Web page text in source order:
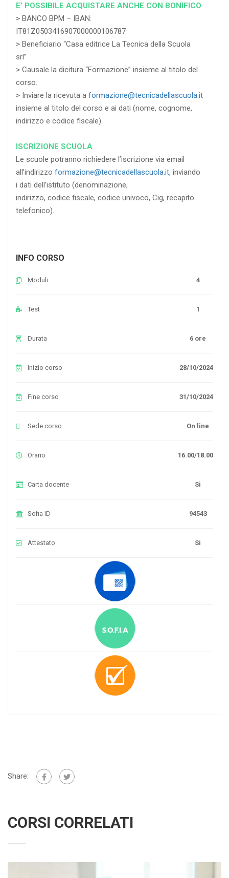
E’ POSSIBILE ACQUISTARE ANCHE CON BONIFICO
> BANCO BPM – IBAN:
IT81Z0503416907000000106787
> Beneficiario “Casa editrice La Tecnica della Scuola
srl”
> Causale la dicitura “Formazione” insieme al titolo del
corso.
> Inviare la ricevuta a formazione@tecnicadellascuola.it
insieme al titolo del corso e ai dati (nome, cognome,
indirizzo e codice fiscale).
ISCRIZIONE SCUOLA
Le scuole potranno richiedere l’iscrizione via email
all’indirizzo formazione@tecnicadellascuola.it, inviando
i dati dell’istituto (denominazione,
indirizzo, codice fiscale, codice univoco, Cig, recapito
telefonico).
INFO CORSO
Moduli 4
Test 1
Durata 6 ore
Inizio corso 28/10/2024
Fine corso 31/10/2024
Sede corso On line
Orario 16.00/18.00
Carta docente Si
Sofia ID 94543
Attestato Si
Share:
CORSI CORRELATI